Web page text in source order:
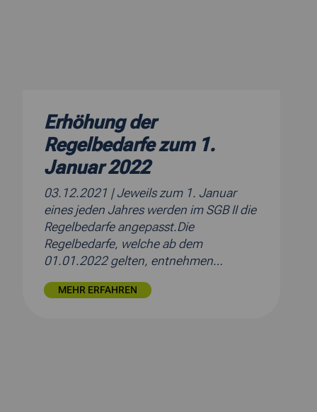
Erhöhung der
Regelbedarfe zum 1.
Januar 2022
03.12.2021 | Jeweils zum 1. Januar
eines jeden Jahres werden im SGB II die
Regelbedarfe angepasst.Die
Regelbedarfe, welche ab dem
01.01.2022 gelten, entnehmen…
MEHR ERFAHREN